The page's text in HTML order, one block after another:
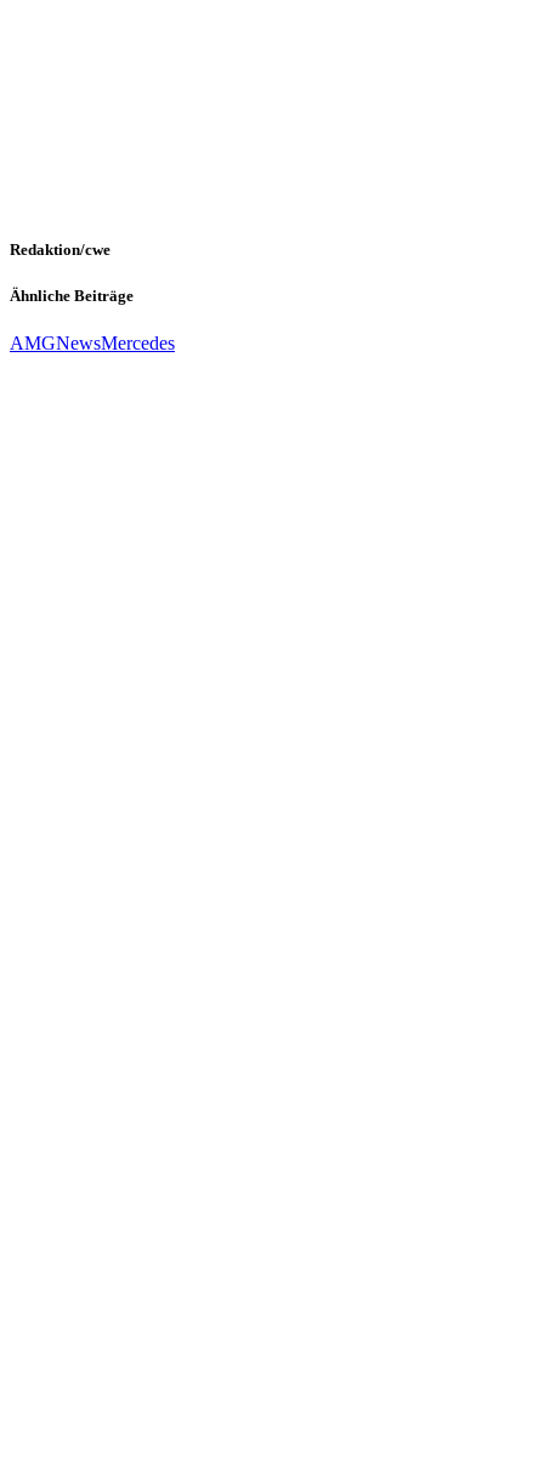
Redaktion/cwe
Ähnliche Beiträge
AMGNewsMercedes